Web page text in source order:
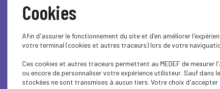
Cookies
Afin d'assurer le fonctionnement du site et d'en améliorer
votre terminal (cookies et autres traceurs) lors de votre
Ces cookies et autres traceurs permettent au MEDEF de
ou encore de personnaliser votre expérience utilisteur. Sauf
stockées ne sont transmises à aucun tiers. Votre choix